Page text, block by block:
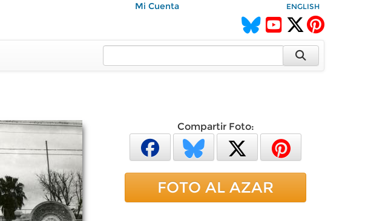
Mi Cuenta ENGLISH
Compartir Foto:
FOTO AL AZAR